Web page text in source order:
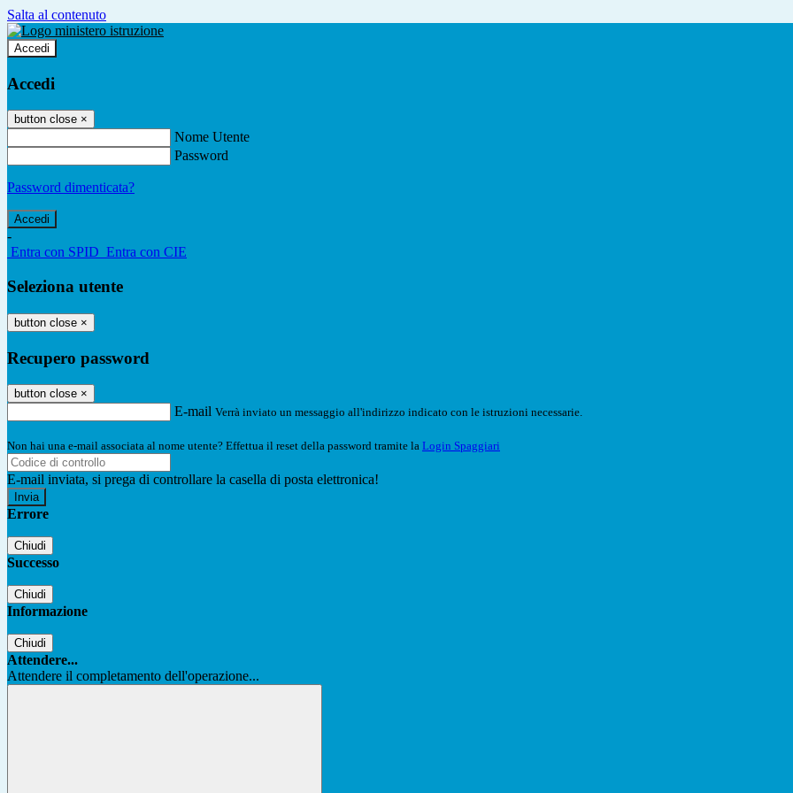
Salta al contenuto
Accedi
Accedi
button close ×
Nome Utente
Password
Password dimenticata?
-
Entra con SPID Entra con CIE
Seleziona utente
button close ×
Recupero password
button close ×
E-mail Verrà inviato un messaggio all'indirizzo indicato con le istruzioni necessarie.
Non hai una e-mail associata al nome utente? Effettua il reset della password tramite la Login Spaggiari
E-mail inviata, si prega di controllare la casella di posta elettronica!
Errore
Chiudi
Successo
Chiudi
Informazione
Chiudi
Attendere...
Attendere il completamento dell'operazione...